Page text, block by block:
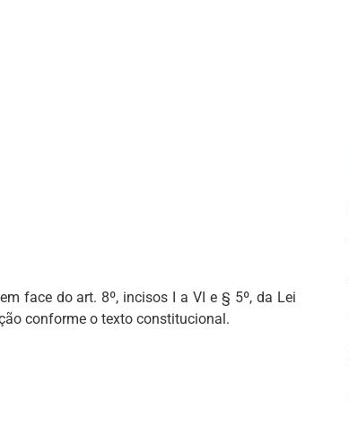
em face do art. 8º, incisos I a VI e § 5º, da Lei
conforme o texto constitucional.